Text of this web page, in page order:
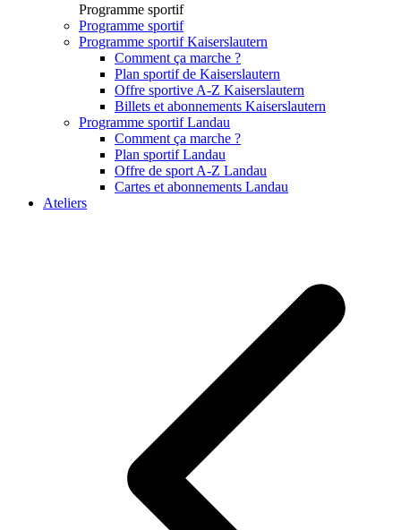
Programme sportif
Programme sportif
Programme sportif Kaiserslautern
Comment ça marche ?
Plan sportif de Kaiserslautern
Offre sportive A-Z Kaiserslautern
Billets et abonnements Kaiserslautern
Programme sportif Landau
Comment ça marche ?
Plan sportif Landau
Offre de sport A-Z Landau
Cartes et abonnements Landau
Ateliers